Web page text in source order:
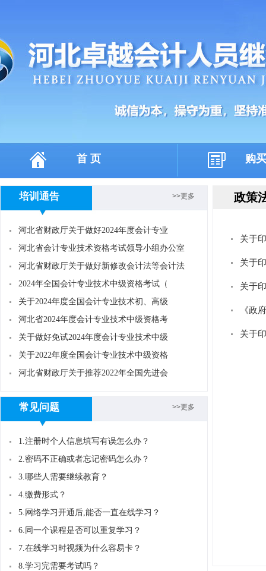
首 页 购
培训通告 >>更多
河北省财政厅关于做好2024年度会计专业
河北省会计专业技术资格考试领导小组办公室
河北省财政厅关于做好新修改会计法等会计法
2024年全国会计专业技术中级资格考试（
关于2024年度全国会计专业技术初、高级
河北省2024年度会计专业技术中级资格考
关于做好免试2024年度会计专业技术中级
关于2022年度全国会计专业技术中级资格
河北省财政厅关于推荐2022年全国先进会
常见问题 >>更多
1.注册时个人信息填写有误怎么办？
2.密码不正确或者忘记密码怎么办？
3.哪些人需要继续教育？
4.缴费形式？
5.网络学习开通后,能否一直在线学习？
6.同一个课程是否可以重复学习？
7.在线学习时视频为什么容易卡？
8.学习完需要考试吗？
政策
关于
关于
关于
《政
关于